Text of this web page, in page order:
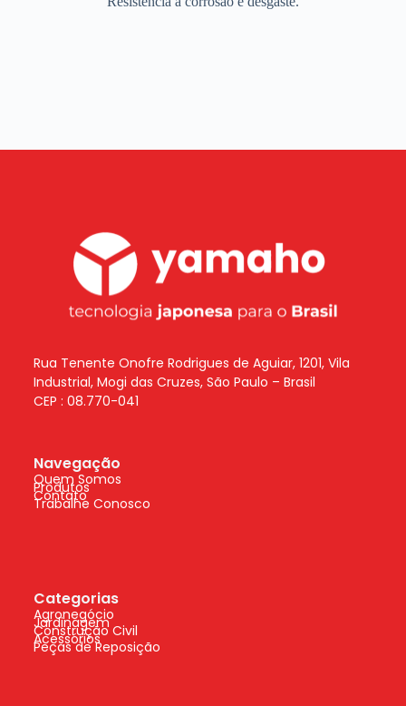
Rua Tenente Onofre Rodrigues de Aguiar, 1201, Vila
Industrial, Mogi das Cruzes, São Paulo – Brasil
CEP : 08.770-041
Navegação
Quem Somos
Produtos
Contato
Trabalhe Conosco
Categorias
Agronegócio
Jardinagem
Construção Civil
Acessórios
Peças de Reposição